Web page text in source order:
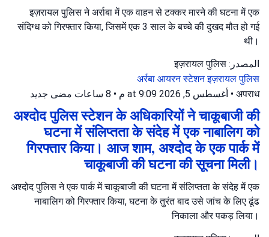
इज़रायल पुलिस ने अर्राबा में एक वाहन से टक्कर मारने की घटना में एक
संदिग्ध को गिरफ्तार किया, जिसमें एक 3 साल के बच्चे की दुखद मौत हो गई
थी।
المصدر: इज़रायल पुलिस
अर्रबा आयरन स्टेशनइज़रायल पुलिस
अपराध
• أغسطس 5, 2026 at 9:09 م • 8 ساعات مضى جديد
अश्दोद पुलिस स्टेशन के अधिकारियों ने चाकूबाजी की
घटना में संलिप्तता के संदेह में एक नाबालिग को
गिरफ्तार किया। आज शाम, अश्दोद के एक पार्क में
चाकूबाजी की घटना की सूचना मिली।
अश्दोद पुलिस ने एक पार्क में चाकूबाजी की घटना में संलिप्तता के संदेह में एक
नाबालिग को गिरफ्तार किया, घटना के तुरंत बाद उसे जांच के लिए ढूंढ
निकाला और पकड़ लिया।